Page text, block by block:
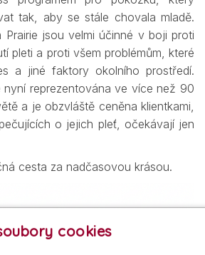
tak, aby se stále chovala mladě.
Prairie jsou velmi účinné v boji proti
pleti a proti všem problémům, které
a jiné faktory okolního prostředí.
nyní reprezentována ve více než 90
a je obzvláště ceněna klientkami,
o jejich pleť, očekávají jen
cesta za nadčasovou krásou.
cookies